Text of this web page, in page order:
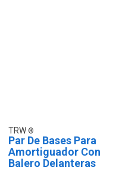
TRW
Par De Bases Para
Amortiguador Con
Balero Delanteras